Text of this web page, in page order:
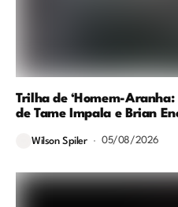
Trilha de ‘Homem-
de Tame Impala e Brian
Wilson Spiler 05/08/2026